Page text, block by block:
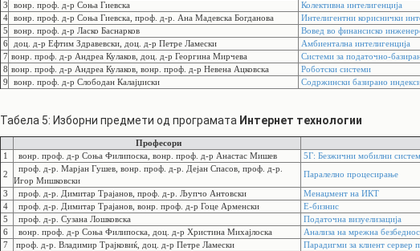
3
вонр. проф. д-р Соња Гиевска Колективна интелигенција
4 вонр. проф. д-р Соња Гиевска, проф. д-р. Ана Мадевска Богданова Интелигентни кориснички
5
вонр. проф. д-р Ласко Баснарков Вовед во финансиско
6 доц. д-р Ефтим Здравевски, доц. д-р Петре Ламески Амбиентална интелигенција
7 вонр. проф. д-р Андреа Кулаков, доц. д-р Георгина Мирчева Системи за податочно-
8 вонр. проф. д-р Андреа Кулаков, вонр. проф. д-р Невена Ацковска Роботски системи
9
вонр. проф. д-р Слободан Калајџиски Содржински базирано
Табела 5: Изборни предмети од програмата Интернет технологии
Професори
1
вонр. проф. д-р Соња Филипоска, вонр. проф. д-р Анастас Мишев 5Г: Безжични мобилни
2
проф. д-р. Марјан Гушев, вонр. проф. д-р. Дејан Спасов, проф. д-р.
Игор Мишковски
Паралелно процесирање
3 проф. д-р. Димитар Трајанов, проф. д-р. Љупчо Антовски Менаџмент на ИКТ
4
проф. д-р. Димитар Трајанов, вонр. проф. д-р Гоце Арменски Е-бизнис
5
проф. д-р. Сузана Лошковска Податочна визуелизација
6
вонр. проф. д-р Соња Филипоска, доц. д-р Христина Михајлоска Анализа на мрежна
7
проф. д-р. Владимир Трајковиќ, доц. д-р Петре Ламески Парадигми за клиент сервер